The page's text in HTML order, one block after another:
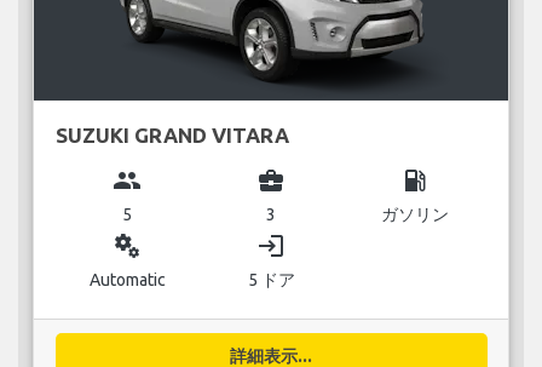
SUZUKI GRAND VITARA
group
5
business_center
3
local_gas_station
ガソリン
miscellaneous_services
Automatic
login
5 ドア
詳細表示...